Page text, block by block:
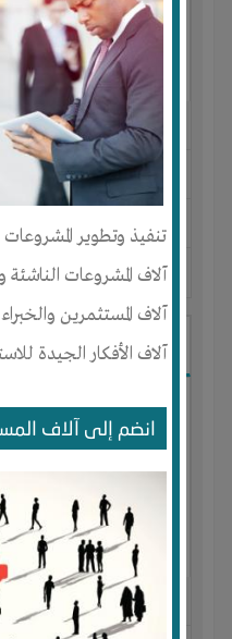
تنفيذ وتطوير المشروعات
آلاف المشروعات الناشئة
آلاف المستثمرين
آلاف الأفكار الجيدة
انضم إلى آلاف
النوع :مواد انشائية و
العنوان :مصر- القاهرة
يحتاج إلي : رأس المال
آخر نشاط :منذ 4 سنوات
مصنع لصناعة
النوع : مصنع للغزل